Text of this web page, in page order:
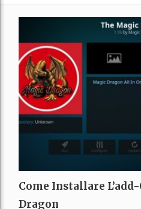
Come Installare
Dragon